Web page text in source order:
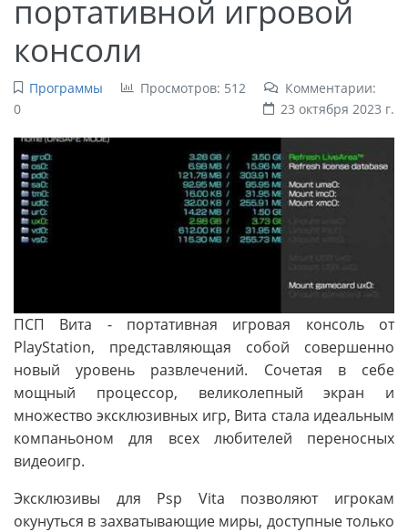
портативной игровой
консоли
Программы Просмотров: 512
Комментарии:
0
23 октября 2023 г.
ПСП Вита - портативная игровая консоль от
PlayStation, представляющая собой совершенно
новый уровень развлечений. Сочетая в себе
мощный процессор, великолепный экран и
множество эксклюзивных игр, Вита стала идеальным
компаньоном для всех любителей переносных
видеоигр.
Эксклюзивы для Psp Vita позволяют игрокам
окунуться в захватывающие миры, доступные только